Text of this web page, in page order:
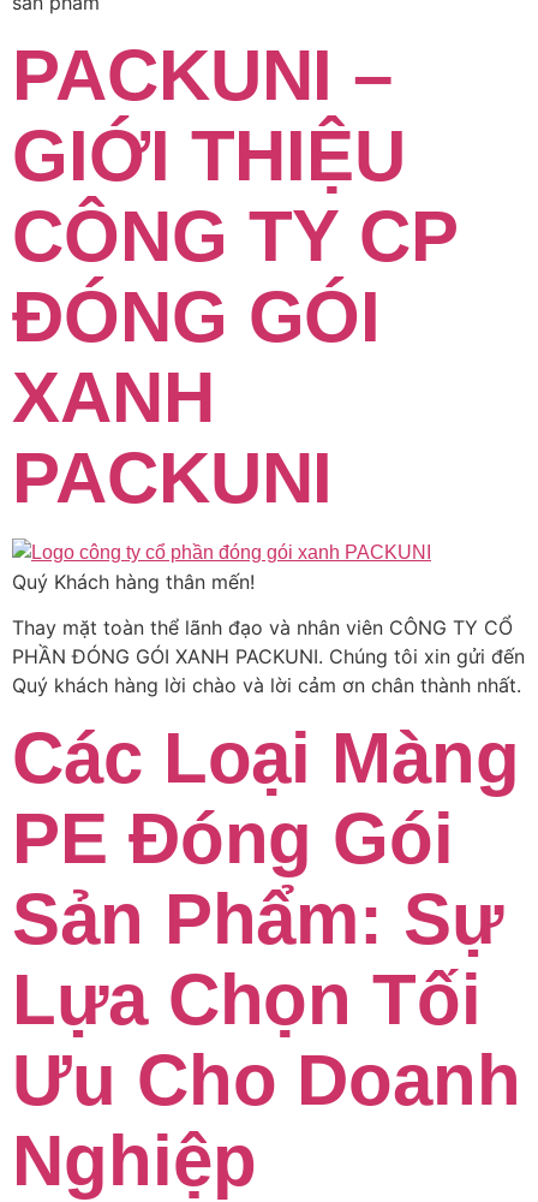
PACKUNI –
GIỚI THIỆU
CÔNG TY CP
ĐÓNG GÓI
XANH
PACKUNI
Quý Khách hàng thân mến!
Thay mặt toàn thể lãnh đạo và nhân viên CÔNG TY CỔ
PHẦN ĐÓNG GÓI XANH PACKUNI. Chúng tôi xin gửi đến
Quý khách hàng lời chào và lời cảm ơn chân thành nhất.
Các Loại Màng
PE Đóng Gói
Sản Phẩm: Sự
Lựa Chọn Tối
Ưu Cho Doanh
Nghiệp